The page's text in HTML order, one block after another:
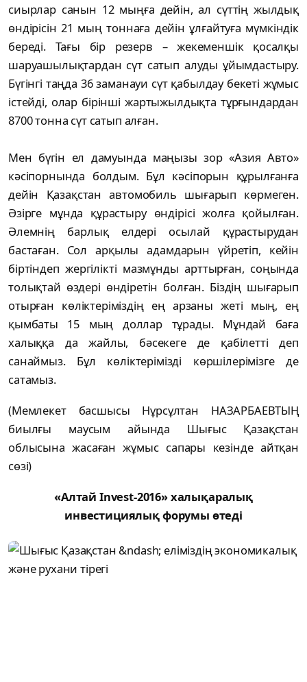
сиырлар санын 12 мыңға дейін, ал сүттің жылдық
өндірісін 21 мың тоннаға дейін ұлғайтуға мүмкіндік
береді. Тағы бір резерв – жекеменшік қосалқы
шаруашылықтардан сүт сатып алуды ұйымдастыру.
Бүгінгі таңда 36 заманауи сүт қабылдау бекеті жұмыс
істейді, олар бірінші жартыжылдықта тұрғындардан
8700 тонна сүт сатып алған.
Мен бүгін ел дамуында маңызы зор «Азия Авто»
кәсіпорнында болдым. Бұл кәсіпорын құрылғанға
дейін Қазақстан автомобиль шығарып көрмеген.
Әзірге мұнда құрастыру өндірісі жолға қойылған.
Әлемнің барлық елдері осылай құрастырудан
бастаған. Сол арқылы адамдарын үйретіп, кейін
біртіндеп жергілікті мазмұнды арттырған, соңында
толықтай өздері өндіретін болған. Біздің шығарып
отырған көліктеріміздің ең арзаны жеті мың, ең
қымбаты 15 мың доллар тұрады. Мұндай баға
халыққа да жайлы, бәсекеге де қабілетті деп
санаймыз. Бұл көліктерімізді көршілерімізге де
сатамыз.
(Мемлекет басшысы Нұрсұлтан НАЗАРБАЕВТЫҢ
биылғы маусым айында Шығыс Қазақстан
облысына жасаған жұмыс сапары кезінде айтқан
сөзі)
«Алтай Invest-2016» халықаралық
инвестициялық форумы өтеді